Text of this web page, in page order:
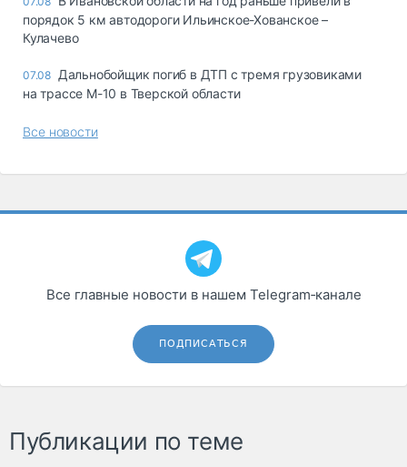
порядок 5 км автодороги Ильинское-Хованское –
Кулачево
07.08 Дальнобойщик погиб в ДТП с тремя грузовиками
на трассе М-10 в Тверской области
Все новости
Все главные новости в нашем Telegram‑канале
ПОДПИСАТЬСЯ
Публикации по теме